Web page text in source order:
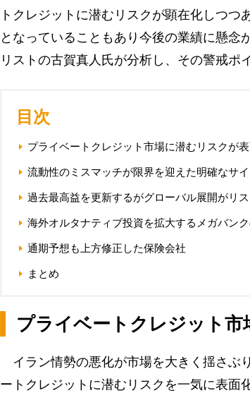
トクレジットに潜むリスクが顕在化しつ
となっていることもあり今後の業績に懸念
リストの古賀真人氏が分析し、その警戒ポ
目次
プライベートクレジット市場に潜むリスクが
流動性のミスマッチが限界を迎えた明確なサ
過去最高益を更新するがグローバル展開がリ
海外オルタナティブ投資を拡大するメガバン
通期予想も上方修正した保険会社
まとめ
プライベートクレジット
イラン情勢の悪化が市場を大きく揺さぶ
ートクレジットに潜むリスクを一気に表面